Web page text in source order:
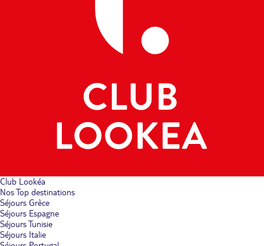
Club Lookéa
Nos Top destinations
Séjours Grèce
Séjours Espagne
Séjours Tunisie
Séjours Italie